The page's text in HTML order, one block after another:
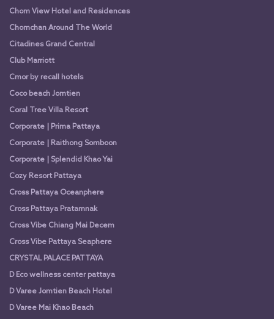
Chom View Hotel and Residences
Chomchan Around The World
Citadines Grand Central
Club Marriott
Cmor by recall hotels
Coco beach Jomtien
Coral Tree Villa Resort
Corporate | Prima Pattaya
Corporate | Raithong Somboon
Corporate | Splendid Khao Yai
Cozy Resort Pattaya
Cross Pattaya Oceanphere
Cross Pattaya Pratamnak
Cross Vibe Chiang Mai Decem
Cross Vibe Pattaya Seaphere
CRYSTAL PALACE PATTAYA
D Eco wellness center pattaya
D Varee Jomtien Beach Hotel
D Varee Mai Khao Beach